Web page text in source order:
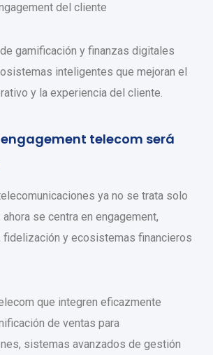
del cliente
gamificación y finanzas digitales
inteligentes que mejoran el
y la experiencia del cliente.
telecom será
ya no se trata solo
se centra en engagement,
fidelización y ecosistemas financieros
que integren eficazmente
de ventas para
sistemas avanzados de gestión